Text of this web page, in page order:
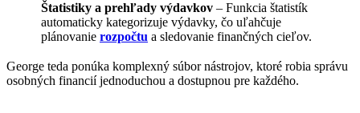
Štatistiky a prehľady výdavkov – Funkcia štatistík
automaticky kategorizuje výdavky, čo uľahčuje
plánovanie rozpočtu a sledovanie finančných cieľov.
George teda ponúka komplexný súbor nástrojov, ktoré robia správu
osobných financií jednoduchou a dostupnou pre každého.